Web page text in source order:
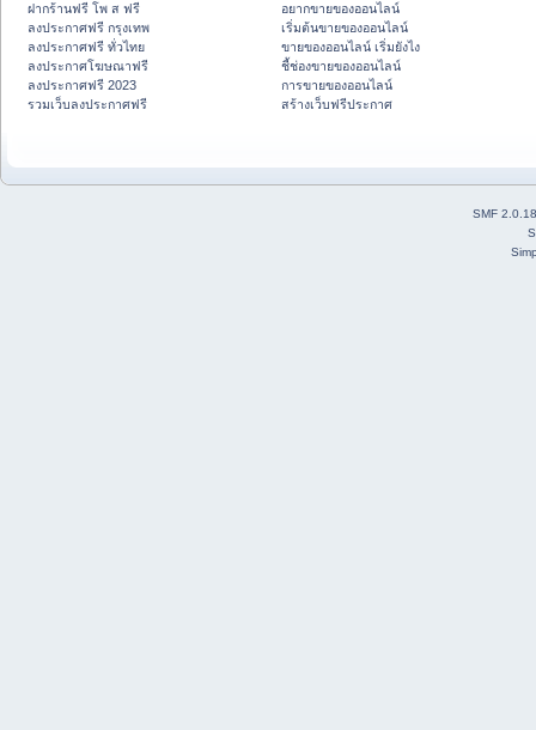
ฝากร้านฟรี โพ ส ฟรี
ลงประกาศฟรี กรุงเทพ
ลงประกาศฟรี ทั่วไทย
ลงประกาศโฆษณาฟรี
ลงประกาศฟรี 2023
รวมเว็บลงประกาศฟรี
อยากขายของออนไลน์
เริ่มต้นขายของออนไลน์
ขายของออนไลน์ เริ่มยังไง
ชี้ช่องขายของออนไลน์
การขายของออนไลน์
สร้างเว็บฟรีประกาศ
SMF 2.0.18